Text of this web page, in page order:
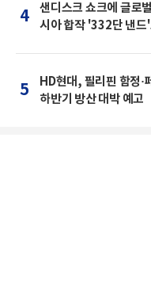
4
샌디스크 쇼크에 글로
시아 합작 '332단 낸드
5
HD현대, 필리핀 함정
하반기 방산 대박 예고